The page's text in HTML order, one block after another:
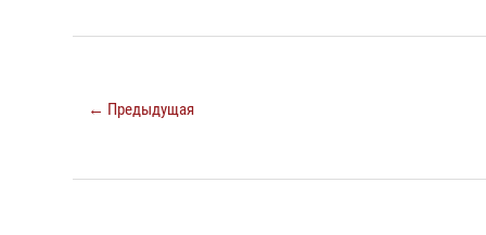
← Предыдущая